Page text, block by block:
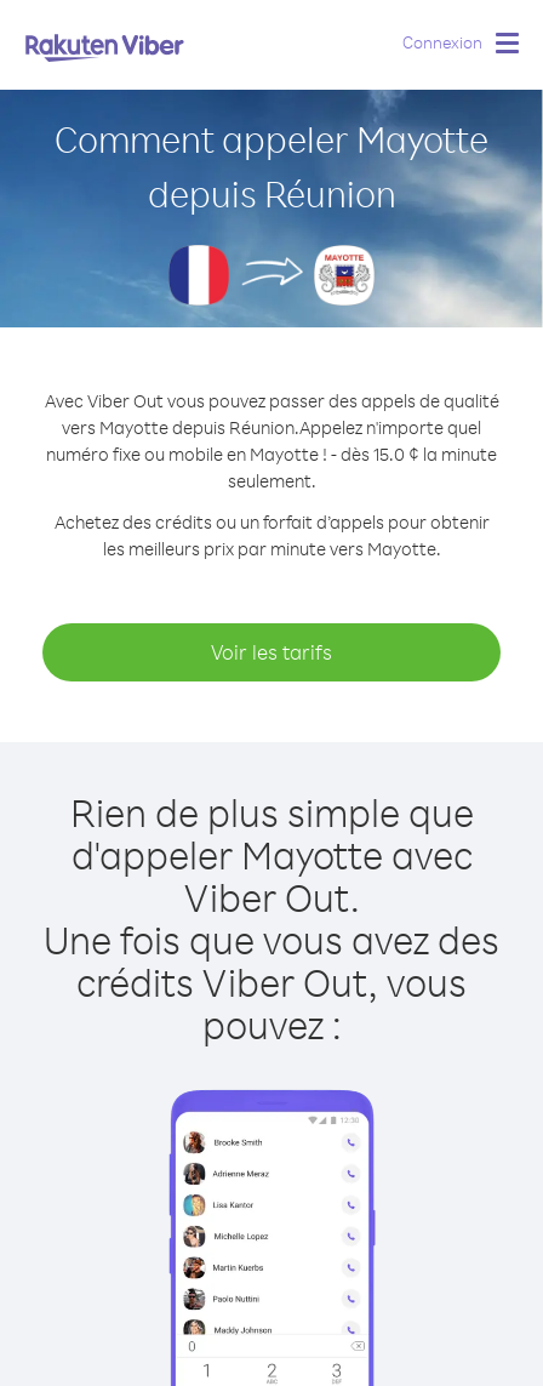
Connexion
Comment appeler Mayotte
depuis Réunion
Avec Viber Out vous pouvez passer des appels de qualité
vers Mayotte depuis Réunion.Appelez n'importe quel
numéro fixe ou mobile en Mayotte ! - dès 15.0 ¢ la minute
seulement.
Achetez des crédits ou un forfait d’appels pour obtenir
les meilleurs prix par minute vers Mayotte.
Voir les tarifs
Rien de plus simple que
d'appeler Mayotte avec
Viber Out.
Une fois que vous avez des
crédits Viber Out, vous
pouvez :